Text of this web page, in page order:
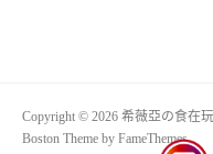
Copyright © 2026 希薇亞の食在
Boston Theme by FameThemes